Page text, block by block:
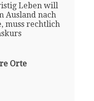
Leben will
Ausland nach
muss rechtlich
Orte